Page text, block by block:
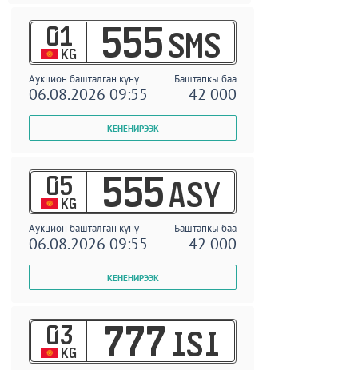
01
KG 555 SMS
Аукцион башталган күнү Баштапкы баа
06.08.2026 09:55 42 000
05
KG 555 ASY
Аукцион башталган күнү Баштапкы баа
06.08.2026 09:55 42 000
03
KG 777 ISI